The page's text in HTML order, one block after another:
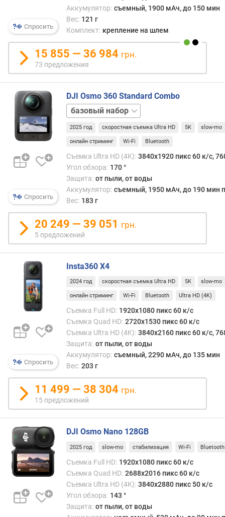
у
п
р
е
д
л
о
ж
е
н
и
л
е
-
,
в
л
а
г
о
з
а
и
т
к
а
м
е
р
ы
с
ъ
е
м
к
F
Спросить
Wide
Lens
Mod
Bundle
Аккумулятор: съемный, 1900 мАч, до 150 мин
Вес: 121 г
Комплект: крепление на шлем
15 855 — 36 984 грн.
73 предложения
Спросить
DJI Osmo 360 Standard Combo
Adventure
2025 год скоростная съемка Ultra HD 5K slow-mo
онлайн стриминг Wi-Fi Bluetooth
Съемка Ultra HD (4K): 3840x1920 пикс 60 к/с,
Угол обзора: 170 °
Защита: от пыли, от воды
Аккумулятор: съемный, 1950 мАч, до 190 мин
Вес: 183 г
20 249 — 39 051 грн.
5 предложений
Спросить
Insta360 X4
2024 год скоростная съемка Ultra HD 5K slow-mo
онлайн стриминг Wi-Fi Bluetooth Ultra HD (4K)
Съемка Full HD: 1920x1080 пикс 60 к/с
Съемка Quad HD: 2720x1530 пикс 60 к/с
Съемка Ultra HD (4K): 3840x2160 пикс 60 к/с,
Защита: от пыли, от воды
Аккумулятор: съемный, 2290 мАч, до 135 мин
Вес: 203 г
11 499 — 38 304 грн.
15 предложений
DJI Osmo Nano 128GB
2025 год slow-mo стабилизация Wi-Fi Bluetooth
Съемка Full HD: 1920x1080 пикс 60 к/с
Съемка Quad HD: 2688x2016 пикс 60 к/с
Съемка Ultra HD (4K): 3840x2880 пикс 50 к/с
Угол обзора: 143 °
Защита: от пыли, от воды